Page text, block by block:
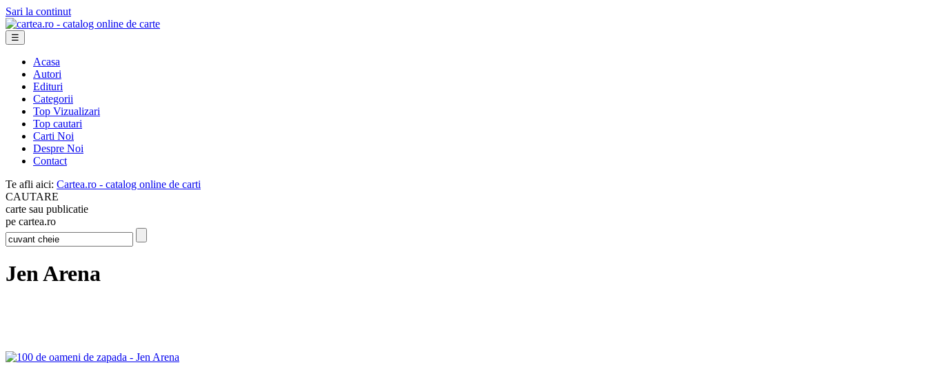
Sari la continut
☰
Acasa
Autori
Edituri
Categorii
Top Vizualizari
Top cautari
Carti Noi
Despre Noi
Contact
Te afli aici: Cartea.ro - catalog online de carti
CAUTARE
carte sau publicatie
pe cartea.ro
Jen Arena